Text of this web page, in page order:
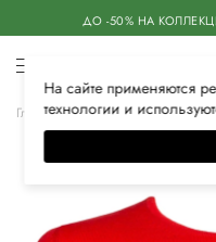
ДО -50% НА
Главная Женская Одежда
На сайте применяются
технологии и